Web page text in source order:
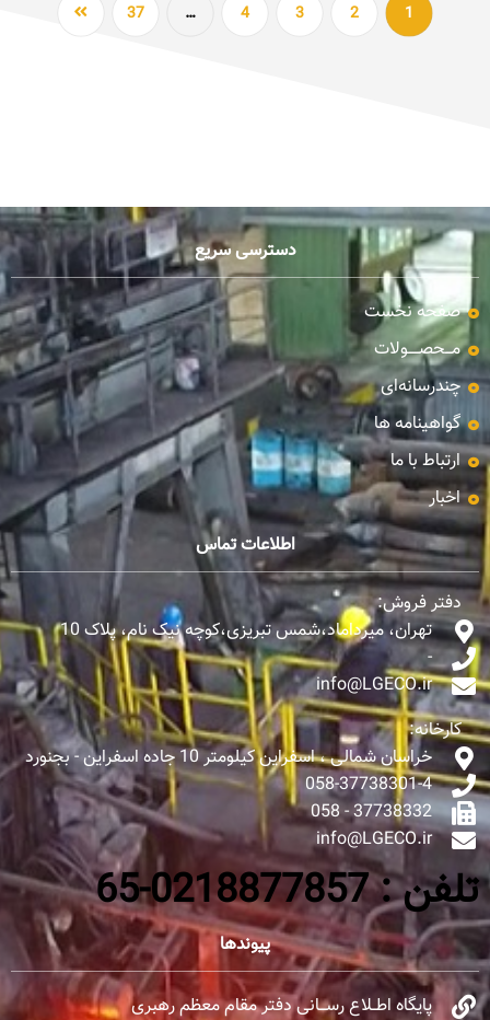
1
2
3
4
…
37
دسترسی سریع
صفحه نخست
مـــحصـــــولات
چندرسانه‌ای
گواهینامه ها
ارتباط با ما
اخبار
اطلاعات تماس
دفتر فروش:
تهران، میرداماد،شمس تبریزی،کوچه نیک نام، پلاک 10
-
info@LGECO.ir
کارخانه:
خراسان شمالی ، اسفراین کیلومتر 10 جاده اسفراین - بجنورد
058-37738301-4
37738332 - 058
info@LGECO.ir
تلفن : 0218877857-65
پیوندها
پایگاه اطــلاع رســـانی دفتر مقام معظم رهبری